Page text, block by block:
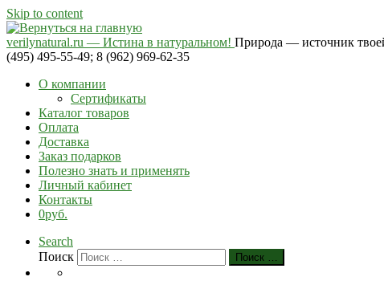
Skip to content
verilynatural.ru — Истина в натуральном! Природа — источник
(495) 495-55-49; 8 (962) 969-62-35
О компании
Сертификаты
Каталог товаров
Оплата
Доставка
Заказ подарков
Полезно знать и применять
Личный кабинет
Контакты
0руб.
Search
Поиск
Поиск …